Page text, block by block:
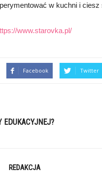
w kuchni i
www.starovka.pl/
Facebook Twitter
EDUKACYJNEJ?
REDAKCJA